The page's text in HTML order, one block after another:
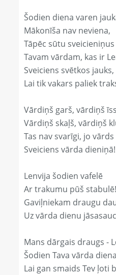
Šodien diena varen
Mākonīša nav neviena,
Tāpēc sūtu sveicieniņus
Tavam vārdam, kas ir
Sveiciens svētkos jauks,
Lai tik vakars paliek
Vārdiņš garš, vārdiņš
Vārdiņš skaļš, vārdiņš
Tas nav svarīgi, jo vārds
Sveiciens vārda dieniņā!
Lenvija šodien vafelē
Ar trakumu pūš stabulē!
Gaviļniekam draugu
Uz vārda dienu
Mans dārgais draugs -
Šodien Tava vārda
Lai gan smaids Tev ļoti